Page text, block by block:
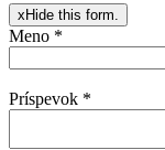
x Hide this form.
Meno *
Príspevok *